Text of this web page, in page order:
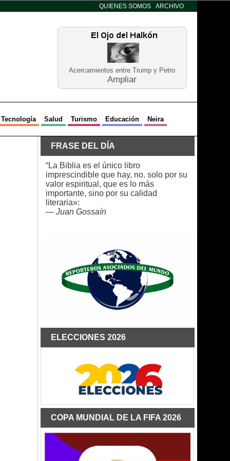
QUIENES SOMOS ARCHIVO
Acercamientos entre Trump y Petro
Ampliar
Tecnología Salud Turismo Educación Neira
FRASE DEL DÍA
“La Biblia es el único libro
imprescindible que hay, no. solo por su
valor espiritual, que es lo más
importante, sino por su calidad
literaria»:
— Juan Gossaín
ELECCIONES 2026
COPA MUNDIAL DE LA FIFA 2026